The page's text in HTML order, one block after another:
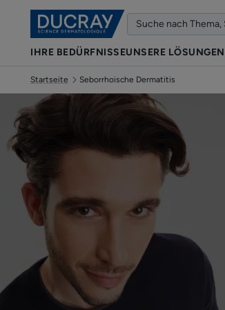
IHRE BEDÜRFNISSEUNSERE LÖSUNGEN
Startseite Seborrhoische Dermatitis